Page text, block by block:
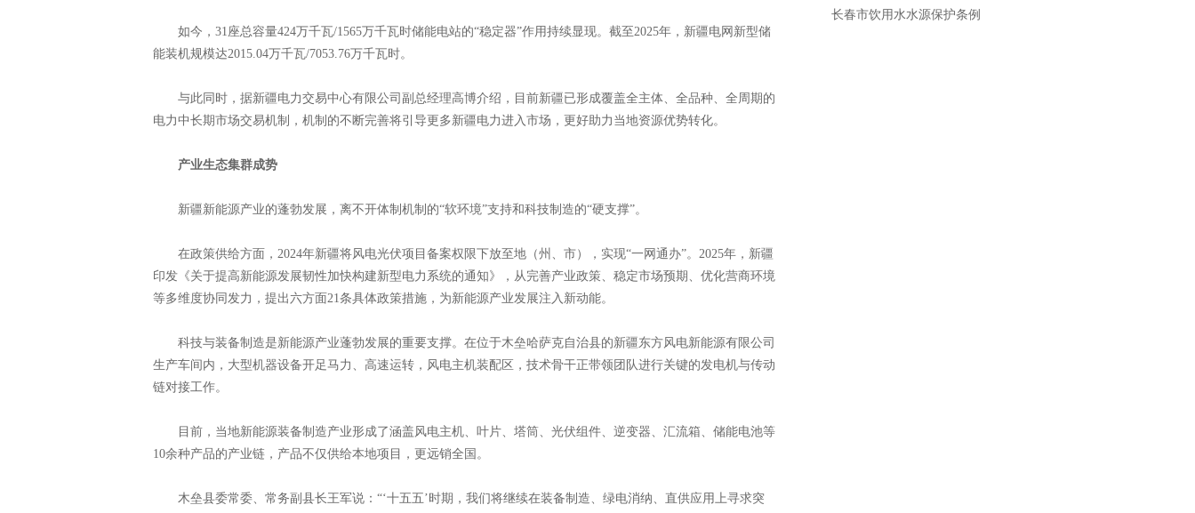
如今，31座总容量424万千瓦/1565万千瓦时储能电站的“稳定器”作用持续显现。截至2025年，新疆电网新型储
能装机规模达2015.04万千瓦/7053.76万千瓦时。
与此同时，据新疆电力交易中心有限公司副总经理高博介绍，目前新疆已形成覆盖全主体、全品种、全周期的
电力中长期市场交易机制，机制的不断完善将引导更多新疆电力进入市场，更好助力当地资源优势转化。
产业生态集群成势
新疆新能源产业的蓬勃发展，离不开体制机制的“软环境”支持和科技制造的“硬支撑”。
在政策供给方面，2024年新疆将风电光伏项目备案权限下放至地（州、市），实现“一网通办”。2025年，新疆
印发《关于提高新能源发展韧性加快构建新型电力系统的通知》，从完善产业政策、稳定市场预期、优化营商环境
等多维度协同发力，提出六方面21条具体政策措施，为新能源产业发展注入新动能。
科技与装备制造是新能源产业蓬勃发展的重要支撑。在位于木垒哈萨克自治县的新疆东方风电新能源有限公司
生产车间内，大型机器设备开足马力、高速运转，风电主机装配区，技术骨干正带领团队进行关键的发电机与传动
链对接工作。
目前，当地新能源装备制造产业形成了涵盖风电主机、叶片、塔筒、光伏组件、逆变器、汇流箱、储能电池等
10余种产品的产业链，产品不仅供给本地项目，更远销全国。
木垒县委常委、常务副县长王军说：“‘十五五’时期，我们将继续在装备制造、绿电消纳、直供应用上寻求突
长春市饮用水水源保护条例